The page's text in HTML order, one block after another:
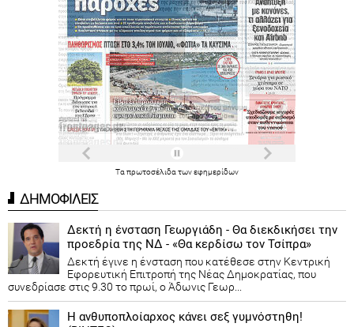
Τα πρωτοσέλιδα τωνεφημερίδων
ΔΗΜΟΦΙΛΕΙΣ
Δεκτή η ένσταση Γεωργιάδη - Θα διεκδικήσει την
προεδρία της ΝΔ - «Θα κερδίσω τον Τσίπρα»
Δεκτή έγινε η ένσταση που κατέθεσε στην Κεντρική
Εφορευτική Επιτροπή της Νέας Δημοκρατίας, που
συνεδρίασε στις 9.30 το πρωί, ο Άδωνις Γεωρ...
Η ανθυποπλοίαρχος κάνει σεξ γυμνόστηθη!